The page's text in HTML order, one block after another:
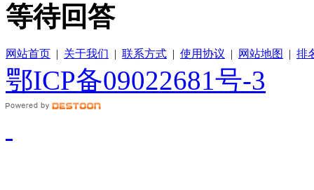
等待回答
网站首页 | 关于我们 | 联系方式 | 使用协议 | 网站地图 | 排
鄂ICP备09022681号-3